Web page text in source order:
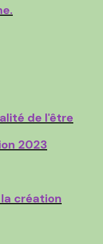
de l'être
2023
la création